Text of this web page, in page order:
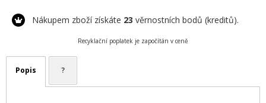
Nákupem zboží získáte 23 věrnostních bodů (kreditů).
Recyklační poplatek je započítán v ceně
Popis ?